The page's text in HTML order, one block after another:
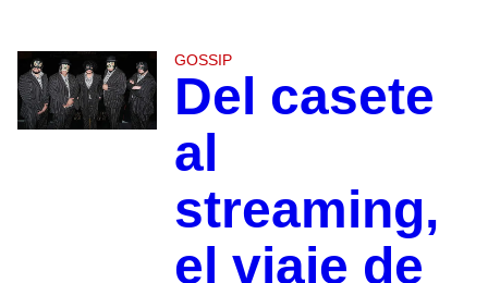
GOSSIP
Del casete
al
streaming,
el viaje de